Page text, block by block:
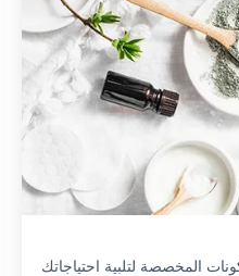
المخصصة لتلبية احتياجاتك